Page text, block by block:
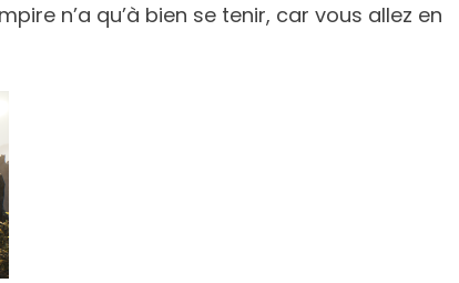
n’a qu’à bien se tenir, car vous allez en